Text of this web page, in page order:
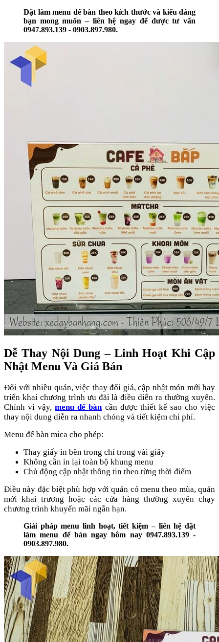
Đặt làm menu để bàn theo kích thước và kiểu dáng
bạn mong muốn – liên hệ ngay để được tư vấn
0947.893.139 - 0903.897.980.
Dễ Thay Nội Dung – Linh Hoạt Khi Cập
Nhật Menu Và Giá Bán
Đối với nhiều quán, việc thay đổi giá, cập nhật món mới hay
triển khai chương trình ưu đãi là điều diễn ra thường xuyên.
Chính vì vậy,menu để bàncần được thiết kế sao cho việc
thay nội dung diễn ra nhanh chóng và tiết kiệm chi phí.
Menu để bàn mica cho phép:
Thay giấy in bên trong chỉ trong vài giây
Không cần in lại toàn bộ khung menu
Chủ động cập nhật thông tin theo từng thời điểm
Điều này đặc biệt phù hợp với quán có menu theo mùa, quán
mới khai trương hoặc các cửa hàng thường xuyên chạy
chương trình khuyến mãi ngắn hạn.
Giải pháp menu linh hoạt, tiết kiệm – liên hệ đặt
làm menu để bàn ngay hôm nay 0947.893.139 -
0903.897.980.